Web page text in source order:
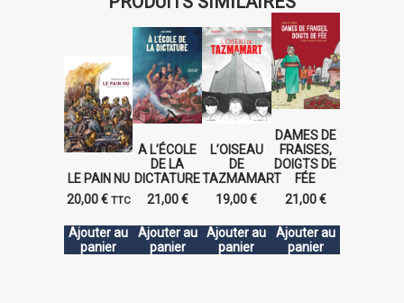
LE PAIN NU
20,00€ TTC
Ajouter au
panier
A L’ÉCOLE
DE LA
DICTATURE
21,00€
Ajouter au
panier
L’OISEAU
DE
TAZMAMART
19,00€
Ajouter au
panier
DAMES DE
FRAISES,
DOIGTS DE
FÉE
21,00€
Ajouter au
panier